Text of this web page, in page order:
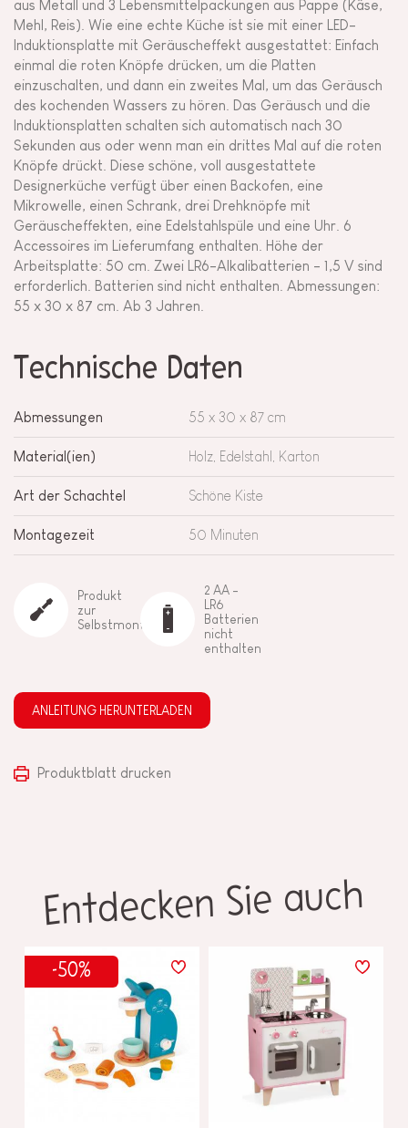
aus Metall und 3 Lebensmittelpackungen aus Pappe (Käse,
Mehl, Reis). Wie eine echte Küche ist sie mit einer LED-
Induktionsplatte mit Geräuscheffekt ausgestattet: Einfach
einmal die roten Knöpfe drücken, um die Platten
einzuschalten, und dann ein zweites Mal, um das Geräusch
des kochenden Wassers zu hören. Das Geräusch und die
Induktionsplatten schalten sich automatisch nach 30
Sekunden aus oder wenn man ein drittes Mal auf die roten
Knöpfe drückt. Diese schöne, voll ausgestattete
Designerküche verfügt über einen Backofen, eine
Mikrowelle, einen Schrank, drei Drehknöpfe mit
Geräuscheffekten, eine Edelstahlspüle und eine Uhr. 6
Accessoires im Lieferumfang enthalten. Höhe der
Arbeitsplatte: 50 cm. Zwei LR6-Alkalibatterien - 1,5 V sind
erforderlich. Batterien sind nicht enthalten. Abmessungen:
55 x 30 x 87 cm. Ab 3 Jahren.
Technische Daten
Abmessungen 55 x 30 x 87 cm
Material(ien) Holz, Edelstahl, Karton
Art der Schachtel Schöne Kiste
Montagezeit 50 Minuten
Produkt
zur
Selbstmontage
2 AA -
LR6
Batterien
nicht
enthalten
ANLEITUNG HERUNTERLADEN
Produktblatt drucken
Entdecken Sie auch
-50%